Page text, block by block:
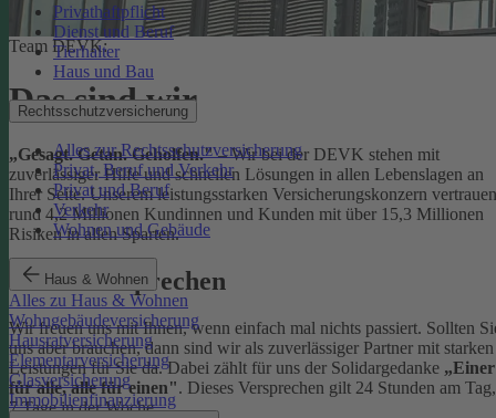
Privathaftpflicht
Dienst und Beruf
Tierhalter
Haus und Bau
Rechtsschutzversicherung
Alles zur Rechtsschutzversicherung
Privat, Beruf und Verkehr
Privat und Beruf
Verkehr
Wohnen und Gebäude
Haus & Wohnen
Alles zu Haus & Wohnen
Wohngebäudeversicherung
Hausratversicherung
Elementarversicherung
Glasversicherung
Immobilienfinanzierung
Team DEVK:
Das sind wir
„Gesagt. Getan. Geholfen."– Wir bei der DEVK stehen mit
zuverlässiger Hilfe und schnellen Lösungen in allen Lebenslagen an
Ihrer Seite. Unserem leistungsstarken Versicherungskonzern vertrauen
rund 4,2 Millionen Kundinnen und Kunden mit über 15,3 Millionen
Risiken in allen Sparten.
Unser Versprechen
Wir freuen uns mit Ihnen, wenn einfach mal nichts passiert. Sollten
uns aber brauchen, dann sind wir als zuverlässiger Partner mit starken
Leistungen für Sie da. Dabei zählt für uns der Solidargedanke „Einer
für alle, alle für einen". Dieses Versprechen gilt 24 Stunden am Tag,
7 Tage in der Woche.